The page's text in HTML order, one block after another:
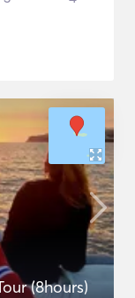
(8hours)